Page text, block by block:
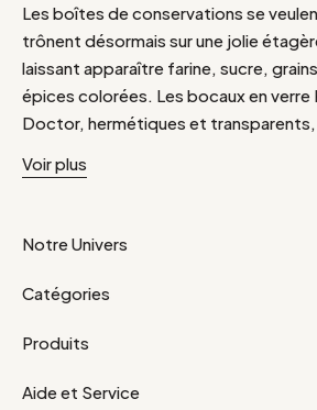
Les boîtes de conservations se
trônent désormais sur une jolie
laissant apparaître farine, sucre,
épices colorées. Les bocaux en verre
Doctor, hermétiques et
également garder les secrets de vos
scandinave, mettez les saveurs en
Voir plus
Notre Univers
Catégories
Produits
Aide et Service